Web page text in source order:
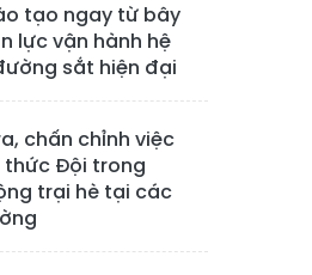
tạo ngay từ bây
lực vận hành hệ
sắt hiện đại
chấn chỉnh việc
thức Đội trong
trại hè tại các